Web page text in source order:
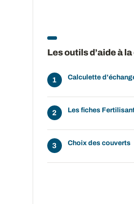
Les outils d’aide à
Calculette
Les fiches
Choix des couverts